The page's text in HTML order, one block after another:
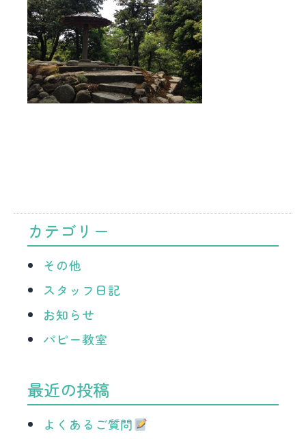
カテゴリー
その他
スタッフ日記
お知らせ
パピー教室
最近の投稿
よくあるご質問